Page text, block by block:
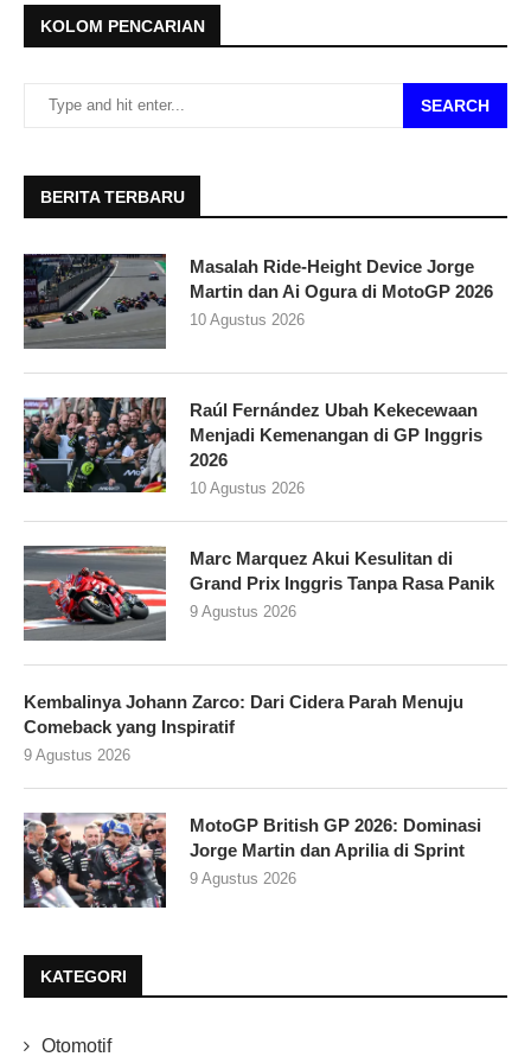
KOLOM PENCARIAN
SEARCH
BERITA TERBARU
Masalah Ride-Height Device Jorge
Martin dan Ai Ogura di MotoGP 2026
10 Agustus 2026
Raúl Fernández Ubah Kekecewaan
Menjadi Kemenangan di GP Inggris
2026
10 Agustus 2026
Marc Marquez Akui Kesulitan di
Grand Prix Inggris Tanpa Rasa Panik
9 Agustus 2026
Kembalinya Johann Zarco: Dari Cidera Parah Menuju
Comeback yang Inspiratif
9 Agustus 2026
MotoGP British GP 2026: Dominasi
Jorge Martin dan Aprilia di Sprint
9 Agustus 2026
KATEGORI
Otomotif